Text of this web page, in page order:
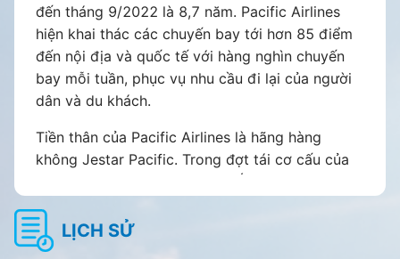
đến tháng 9/2022 là 8,7 năm. Pacific Airlines
hiện khai thác các chuyến bay tới hơn 85 điểm
đến nội địa và quốc tế với hàng nghìn chuyến
bay mỗi tuần, phục vụ nhu cầu đi lại của người
dân và du khách.
Tiền thân của Pacific Airlines là hãng hàng
không Jestar Pacific. Trong đợt tái cơ cấu của
Jetstar Pacific nhằm cải thiện hoạt động kinh
doanh của hãng hàng không này. Theo đó, tên
LỊCH SỬ